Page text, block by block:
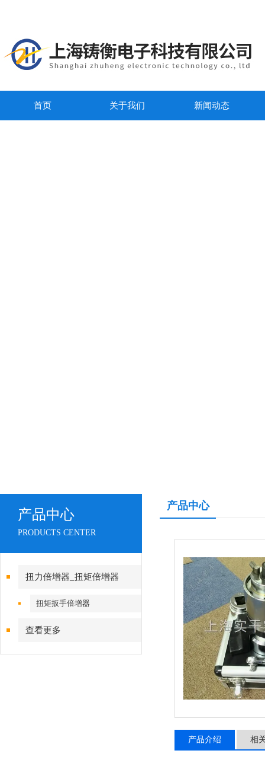
首页 关于我们 新闻动态
产品中心
PRODUCTS CENTER
扭力倍增器_扭矩倍增器
扭矩扳手倍增器
查看更多
产品中心
产品介绍 相